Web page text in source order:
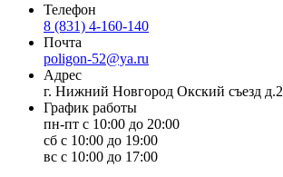
Телефон
8 (831) 4-160-140
Почта
poligon-52@ya.ru
Адрес
г. Нижний Новгород Окский съезд д.2
График работы
пн-пт с 10:00 до 20:00
сб с 10:00 до 19:00
вс с 10:00 до 17:00